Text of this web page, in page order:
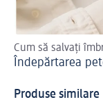
Cum să salvați
Îndepărtarea
Produse similare